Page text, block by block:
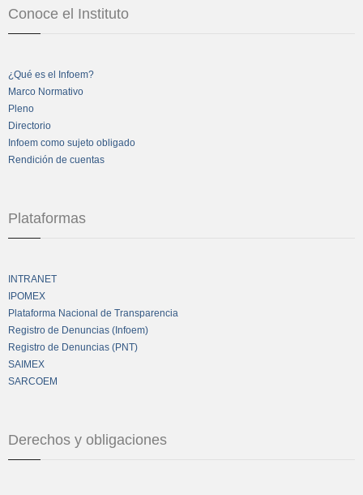
Conoce el Instituto
¿Qué es el Infoem?
Marco Normativo
Pleno
Directorio
Infoem como sujeto obligado
Rendición de cuentas
Plataformas
INTRANET
IPOMEX
Plataforma Nacional de Transparencia
Registro de Denuncias (Infoem)
Registro de Denuncias (PNT)
SAIMEX
SARCOEM
Derechos y obligaciones